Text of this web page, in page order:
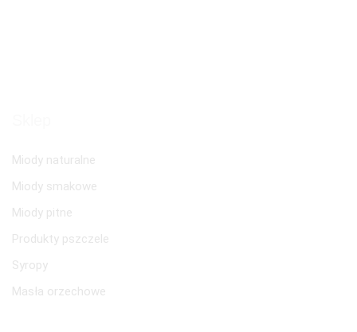
Miody naturalne
Miody smakowe
Miody pitne
Produkty pszczele
Syropy
Masła orzechowe